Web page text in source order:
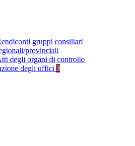
gruppi consiliari
provinciali
degli organi di controllo
degli uffici 3